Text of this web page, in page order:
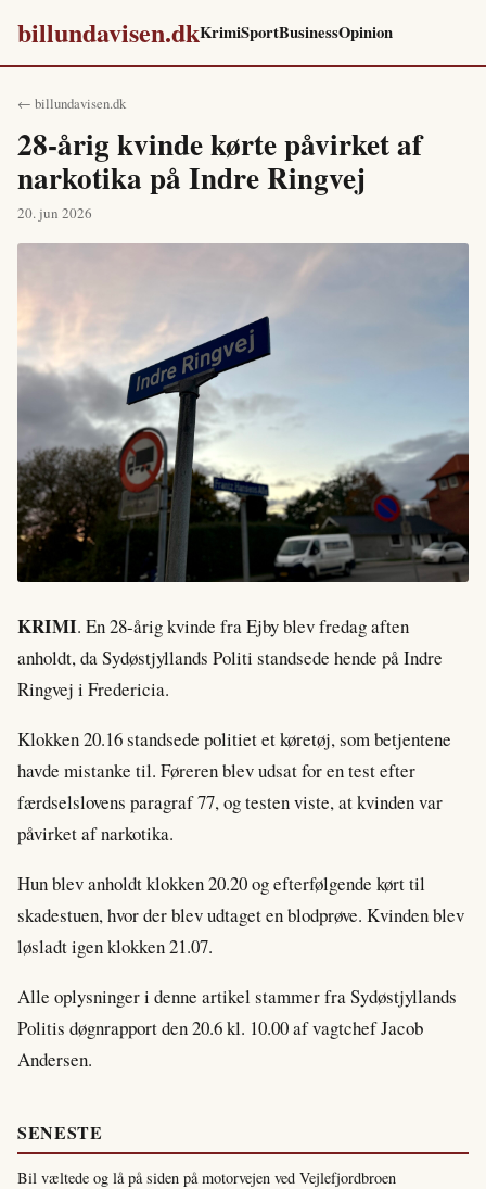
billundavisen.dkKrimiSportBusinessOpinion
← billundavisen.dk
28-årig kvinde kørte påvirket af
narkotika på Indre Ringvej
20. jun 2026
KRIMI. En 28-årig kvinde fra Ejby blev fredag aften
anholdt, da Sydøstjyllands Politi standsede hende på Indre
Ringvej i Fredericia.
Klokken 20.16 standsede politiet et køretøj, som betjentene
havde mistanke til. Føreren blev udsat for en test efter
færdselslovens paragraf 77, og testen viste, at kvinden var
påvirket af narkotika.
Hun blev anholdt klokken 20.20 og efterfølgende kørt til
skadestuen, hvor der blev udtaget en blodprøve. Kvinden blev
løsladt igen klokken 21.07.
Alle oplysninger i denne artikel stammer fra Sydøstjyllands
Politis døgnrapport den 20.6 kl. 10.00 af vagtchef Jacob
Andersen.
SENESTE
Bil væltede og lå på siden på motorvejen ved Vejlefjordbroen